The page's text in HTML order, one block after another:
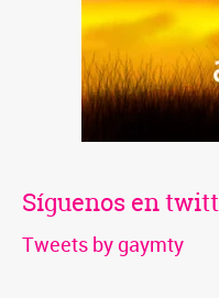
WhatsApp Enviar
electrónico (Se abre
Síguenos en
Tweets by gaymty